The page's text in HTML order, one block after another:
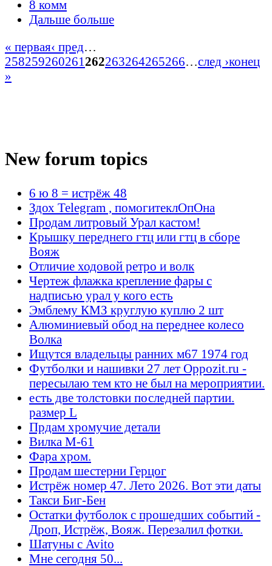
8 комм
Дальше больше
« первая‹ пред…
258259260261262263264265266…след ›конец
»
New forum topics
6 ю 8 = истрёж 48
Здох Telegram , помогитеклОпОна
Продам литровый Урал кастом!
Крышку переднего гтц или гтц в сборе
Вояж
Отличие ходовой ретро и волк
Чертеж флажка крепление фары с
надписью урал у кого есть
Эмблему КМЗ круглую куплю 2 шт
Алюминиевый обод на переднее колесо
Волка
Ищутся владельцы ранних м67 1974 год
Футболки и нашивки 27 лет Oppozit.ru -
пересылаю тем кто не был на мероприятии.
есть две толстовки последней партии.
размер L
Прдам хромучие детали
Вилка М-61
Фара хром.
Продам шестерни Герцог
Истрёж номер 47. Лето 2026. Вот эти даты
Такси Биг-Бен
Остатки футболок с прошедших событий -
Дроп, Истрёж, Вояж. Перезалил фотки.
Шатуны с Avito
Мне сегодня 50...